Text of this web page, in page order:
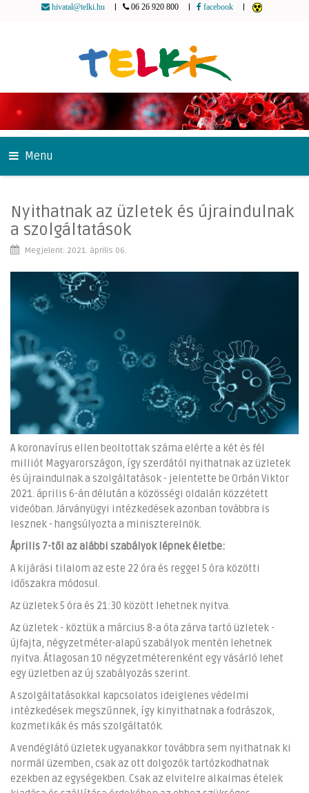
hivatal@telki.hu 06 26 920 800 facebook
Menu
Nyithatnak az üzletek és újraindulnak
a szolgáltatások
Megjelent: 2021. április 06.
A koronavírus ellen beoltottak száma elérte a két és fél
milliót Magyarországon, így szerdától nyithatnak az üzletek
és újraindulnak a szolgáltatások - jelentette be Orbán Viktor
2021. április 6-án délután a közösségi oldalán közzétett
videóban. Járványügyi intézkedések azonban továbbra is
lesznek - hangsúlyozta a miniszterelnök.
Április 7-től az alábbi szabályok lépnek életbe:
A kijárási tilalom az este 22 óra és reggel 5 óra közötti
időszakra módosul.
Az üzletek 5 óra és 21:30 között lehetnek nyitva.
Az üzletek - köztük a március 8-a óta zárva tartó üzletek -
újfajta, négyzetméter-alapú szabályok mentén lehetnek
nyitva. Átlagosan 10 négyzetméterenként egy vásárló lehet
egy üzletben az új szabályozás szerint.
A szolgáltatásokkal kapcsolatos ideiglenes védelmi
intézkedések megszűnnek, így kinyithatnak a fodrászok,
kozmetikák és más szolgáltatók.
A vendéglátó üzletek ugyanakkor továbbra sem nyithatnak ki
normál üzemben, csak az ott dolgozók tartózkodhatnak
ezekben az egységekben. Csak az elvitelre alkalmas ételek